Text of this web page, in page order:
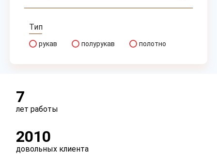
Тип
рукав полурукав полотно
7
лет работы
2010
довольных клиента